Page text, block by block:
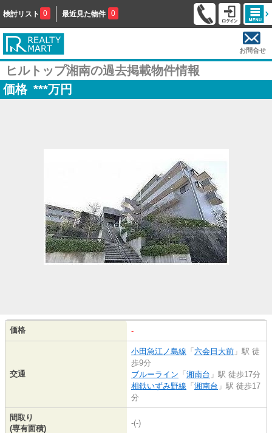
検討リスト 0 最近見た物件 0
お問合せ
ヒルトップ湘南の過去掲載物件情報
価格 ***万円
価格 -
交通
小田急江ノ島線 「 六会日大前 」駅 徒
歩9分
ブルーライン 「 湘南台 」駅 徒歩17分
相鉄いずみ野線 「 湘南台 」駅 徒歩17
分
間取り
(専有面積)
-(-)